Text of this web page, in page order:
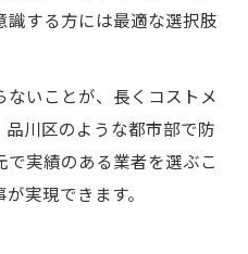
する方には最適な選択肢
いことが、長くコストメ
川区のような都市部で防
実績のある業者を選ぶこ
実現できます。